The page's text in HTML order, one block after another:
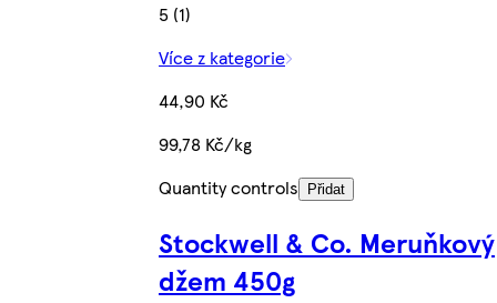
5 (1)
Více z kategorie
44,90 Kč
99,78 Kč/kg
Quantity controls
Přidat
Stockwell & Co. Meruňkový
džem 450g